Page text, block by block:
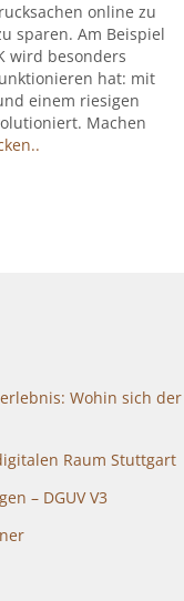
online zu
sparen. Am Beispiel
wird besonders
hat: mit
einem riesigen
Machen
Wohin sich der
Raum Stuttgart
– DGUV V3